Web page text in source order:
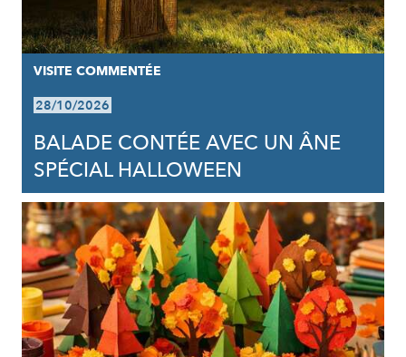
VISITE COMMENTÉE
28/10/2026
BALADE CONTÉE AVEC UN ÂNE
SPÉCIAL HALLOWEEN